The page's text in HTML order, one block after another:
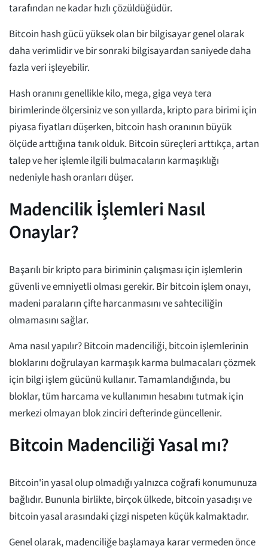
tarafından ne kadar hızlı çözüldüğüdür.
Bitcoin hash gücü yüksek olan bir bilgisayar genel olarak
daha verimlidir ve bir sonraki bilgisayardan saniyede daha
fazla veri işleyebilir.
Hash oranını genellikle kilo, mega, giga veya tera
birimlerinde ölçersiniz ve son yıllarda, kripto para birimi için
piyasa fiyatları düşerken, bitcoin hash oranının büyük
ölçüde arttığına tanık olduk. Bitcoin süreçleri arttıkça, artan
talep ve her işlemle ilgili bulmacaların karmaşıklığı
nedeniyle hash oranları düşer.
Madencilik İşlemleri Nasıl
Onaylar?
Başarılı bir kripto para biriminin çalışması için işlemlerin
güvenli ve emniyetli olması gerekir. Bir bitcoin işlem onayı,
madeni paraların çifte harcanmasını ve sahteciliğin
olmamasını sağlar.
Ama nasıl yapılır? Bitcoin madenciliği, bitcoin işlemlerinin
bloklarını doğrulayan karmaşık karma bulmacaları çözmek
için bilgi işlem gücünü kullanır. Tamamlandığında, bu
bloklar, tüm harcama ve kullanımın hesabını tutmak için
merkezi olmayan blok zinciri defterinde güncellenir.
Bitcoin Madenciliği Yasal mı?
Bitcoin'in yasal olup olmadığı yalnızca coğrafi konumunuza
bağlıdır. Bununla birlikte, birçok ülkede, bitcoin yasadışı ve
bitcoin yasal arasındaki çizgi nispeten küçük kalmaktadır.
Genel olarak, madenciliğe başlamaya karar vermeden önce